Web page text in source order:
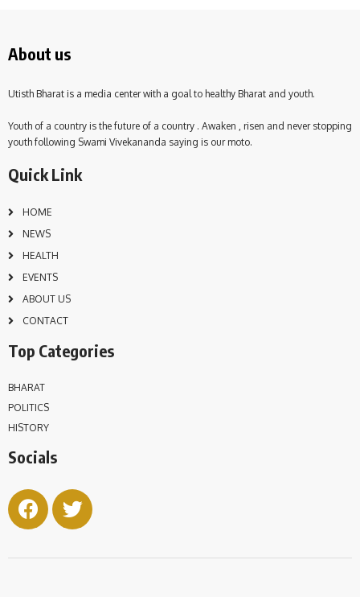
About us
Utisth Bharat is a media center with a goal to healthy Bharat and youth.
Youth of a country is the future of a country . Awaken , risen and never stopping
youth following Swami Vivekananda saying is our moto.
Quick Link
HOME
NEWS
HEALTH
EVENTS
ABOUT US
CONTACT
Top Categories
BHARAT
POLITICS
HISTORY
Socials